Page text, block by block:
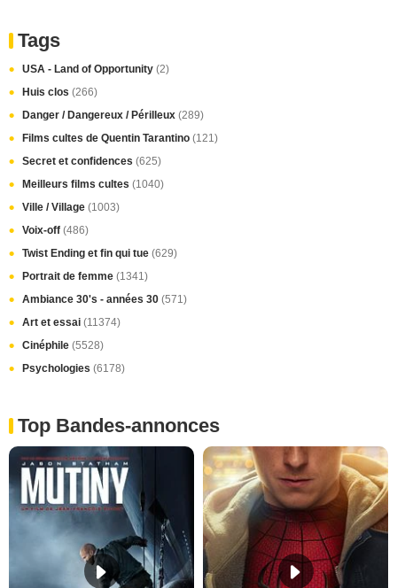
Tags
USA - Land of Opportunity (2)
Huis clos (266)
Danger / Dangereux / Périlleux (289)
Films cultes de Quentin Tarantino (121)
Secret et confidences (625)
Meilleurs films cultes (1040)
Ville / Village (1003)
Voix-off (486)
Twist Ending et fin qui tue (629)
Portrait de femme (1341)
Ambiance 30's - années 30 (571)
Art et essai (11374)
Cinéphile (5528)
Psychologies (6178)
Top Bandes-annonces